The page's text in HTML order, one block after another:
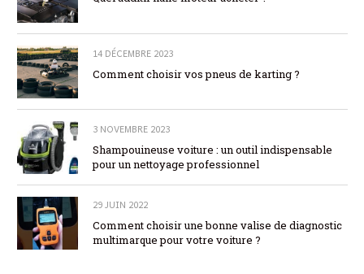
14 DÉCEMBRE 2023
Comment choisir vos pneus de karting ?
3 NOVEMBRE 2023
Shampouineuse voiture : un outil indispensable
pour un nettoyage professionnel
29 JUIN 2022
Comment choisir une bonne valise de diagnostic
multimarque pour votre voiture ?